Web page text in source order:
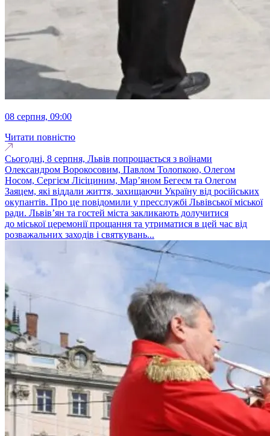
08 серпня, 09:00
Читати повністю
Сьогодні, 8 серпня, Львів попрощається з воїнами
Олександром Ворокосовим, Павлом Толопкою, Олегом
Носом, Сергієм Лісіциним, Марʼяном Бегеєм та Олегом
Заяцем, які віддали життя, захищаючи Україну від російських
окупантів. Про це повідомили у пресслужбі Львівської міської
ради. Львів’ян та гостей міста закликають долучитися
до міської церемонії прощання та утриматися в цей час від
розважальних заходів і святкувань...